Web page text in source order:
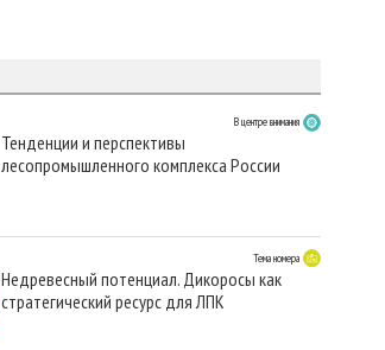
В центре внимания
Тенденции и перспективы
лесопромышленного комплекса России
Тема номера
Недревесный потенциал. Дикоросы как
стратегический ресурс для ЛПК